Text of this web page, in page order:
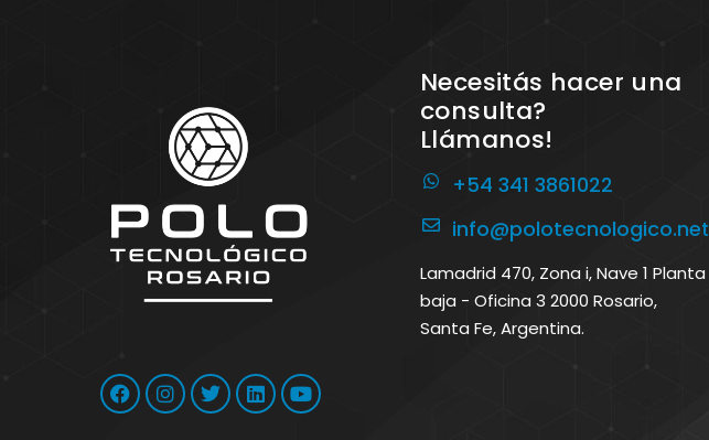
Necesitás hacer una
consulta?
Llámanos!
+54 341 3861022
info@polotecnologico.net
Lamadrid 470, Zona i, Nave 1 Planta
baja - Oficina 3 2000 Rosario,
Santa Fe, Argentina.